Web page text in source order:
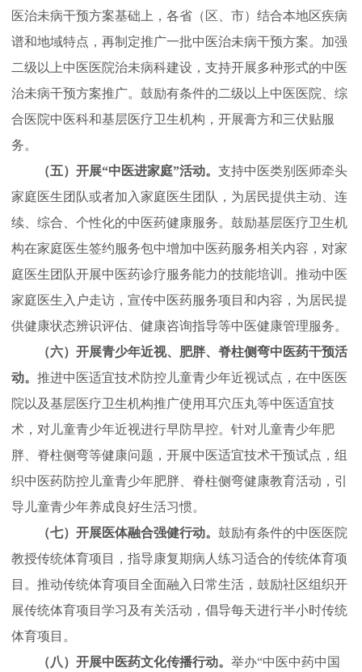
医治未病干预方案基础上，各省（区、市）结合本地区疾病
谱和地域特点，再制定推广一批中医治未病干预方案。加强
二级以上中医医院治未病科建设，支持开展多种形式的中医
治未病干预方案推广。鼓励有条件的二级以上中医医院、综
合医院中医科和基层医疗卫生机构，开展膏方和三伏贴服
务。
（五）开展“中医进家庭”活动。 支持中医类别医师牵头
家庭医生团队或者加入家庭医生团队，为居民提供主动、连
续、综合、个性化的中医药健康服务。鼓励基层医疗卫生机
构在家庭医生签约服务包中增加中医药服务相关内容，对家
庭医生团队开展中医药诊疗服务能力的技能培训。推动中医
家庭医生入户走访，宣传中医药服务项目和内容，为居民提
供健康状态辨识评估、健康咨询指导等中医健康管理服务。
（六）开展青少年近视、肥胖、脊柱侧弯中医药干预活
动。 推进中医适宜技术防控儿童青少年近视试点，在中医医
院以及基层医疗卫生机构推广使用耳穴压丸等中医适宜技
术，对儿童青少年近视进行早防早控。针对儿童青少年肥
胖、脊柱侧弯等健康问题，开展中医适宜技术干预试点，组
织中医药防控儿童青少年肥胖、脊柱侧弯健康教育活动，引
导儿童青少年养成良好生活习惯。
（七）开展医体融合强健行动。 鼓励有条件的中医医院
教授传统体育项目，指导康复期病人练习适合的传统体育项
目。推动传统体育项目全面融入日常生活，鼓励社区组织开
展传统体育项目学习及有关活动，倡导每天进行半小时传统
体育项目。
（八）开展中医药文化传播行动。 举办“中医中药中国